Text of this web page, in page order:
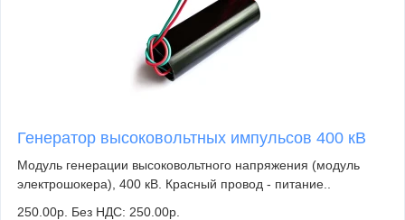
Генератор высоковольтных импульсов 400 кВ
Модуль генерации высоковольтного напряжения (модуль
электрошокера), 400 кВ. Красный провод - питание..
250.00р. Без НДС: 250.00р.